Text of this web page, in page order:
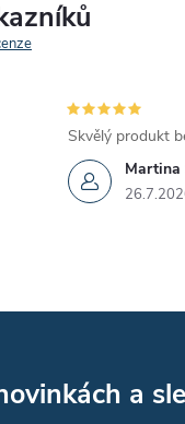
k
y
v
i
u
Martina
Skvělý produkt
a